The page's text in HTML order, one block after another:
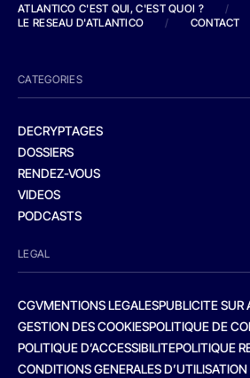
ATLANTICO C'EST QUI, C'EST QUOI ?
/
LE RESEAU D'ATLANTICO
/ CONTACT
CATEGORIES
DECRYPTAGES
DOSSIERS
RENDEZ-VOUS
VIDEOS
PODCASTS
LEGAL
CGVMENTIONS LEGALESPUBLICITE SUR
GESTION DES COOKIESPOLITIQUE DE
POLITIQUE D’ACCESSIBILITEPOLITIQUE
CONDITIONS GENERALES D’UTILISATION